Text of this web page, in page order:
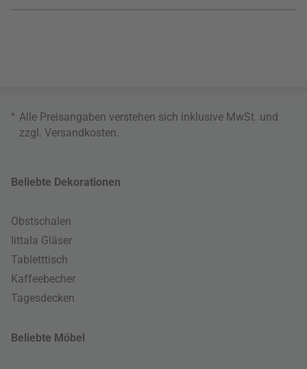
* Alle Preisangaben verstehen sich inklusive MwSt. und
zzgl. Versandkosten
Beliebte Dekorationen
Obstschalen
Iittala Gläser
Tabletttisch
Kaffeebecher
Tagesdecken
Beliebte Möbel